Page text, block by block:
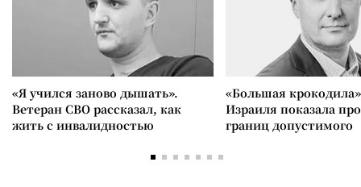
«Я учился заново дышать».
Ветеран СВО рассказал, как
жить с инвалидностью
«Большая
Израиля показала
границ допустимого